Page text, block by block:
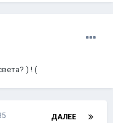
) ! (
ДАЛЕЕ